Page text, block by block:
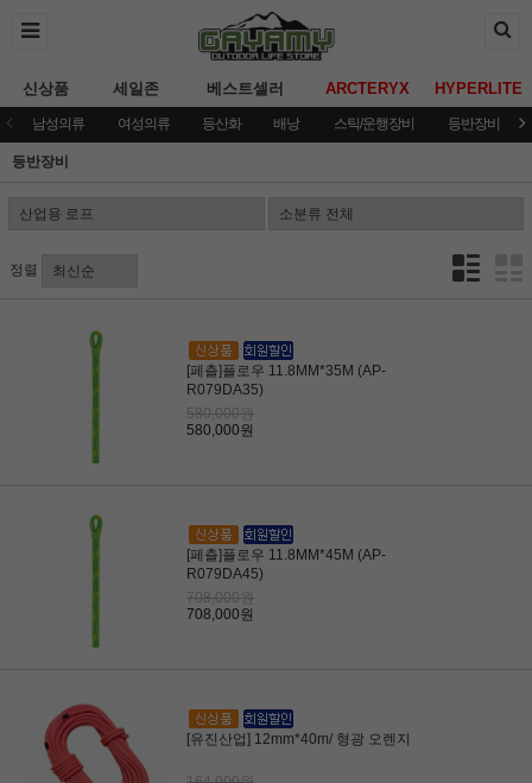
신상품 세일존 베스트셀러 ARCTERYX HYPERLITE
남성의류 여성의류 등산화 배낭 스틱/운행장비 등반장비
등반장비
정렬
[페츨]플로우 11.8MM*35M (AP-
R079DA35)
580,000원
580,000원
[페츨]플로우 11.8MM*45M (AP-
R079DA45)
708,000원
708,000원
[유진산업] 12mm*40m/ 형광 오렌지